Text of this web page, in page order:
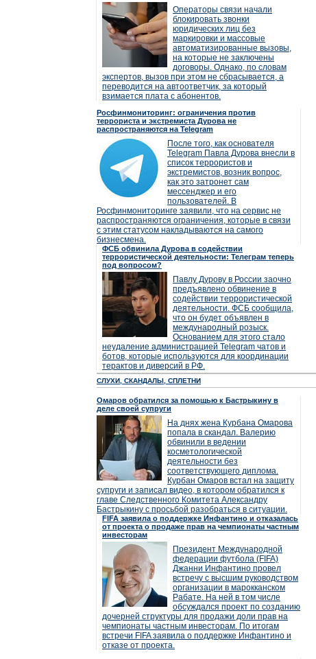
Операторы связи начали
блокировать звонки
юридических лиц без
маркировки и массовые
автоматизированные вызовы,
на которые не заключены
договоры. Однако, по словам
экспертов, вызов при этом не сбрасывается, а
переводится на автоответчик, за который
взимается плата с абонентов.
Росфинмониторинг: ограничения против
террориста и экстремиста Дурова не
распространяются на Telegram
После того, как основателя
Telegram Павла Дурова внесли в
список террористов и
экстремистов, возник вопрос,
как это затронет сам
мессенджер и его
пользователей. В
Росфинмониторинге заявили, что на сервис не
распространяются ограничения, которые в связи
с этим статусом накладываются на самого
бизнесмена.
ФСБ обвинила Дурова в содействии
террористической деятельности: Телеграм теперь
под вопросом?
Павлу Дурову в России заочно
предъявлено обвинение в
содействии террористической
деятельности. ФСБ сообщила,
что он будет объявлен в
международный розыск.
Основанием для этого стало
неудаление администрацией Telegram чатов и
ботов, которые используются для координации
терактов и диверсий в РФ.
СЛУХИ, СКАНДАЛЫ, СПЛЕТНИ
Омаров обратился за помощью к Бастрыкину в
деле своей супруги
На днях жена Курбана Омарова
попала в скандал. Валерию
обвинили в ведении
косметологической
деятельности без
соответствующего диплома.
Курбан Омаров встал на защиту
супруги и записал видео, в котором обратился к
главе Следственного Комитета Александру
Бастрыкину с просьбой разобраться в ситуации.
FIFA заявила о поддержке Инфантино и отказалась
от проекта о продаже прав на чемпионаты частным
инвесторам
Президент Международной
федерации футбола (FIFA)
Джанни Инфантино провел
встречу с высшим руководством
организации в марокканском
Рабате. На ней в том числе
обсуждался проект по созданию
дочерней структуры для продажи доли прав на
чемпионаты частным инвесторам. По итогам
встречи FIFA заявила о поддержке Инфантино и
отказе от проекта.